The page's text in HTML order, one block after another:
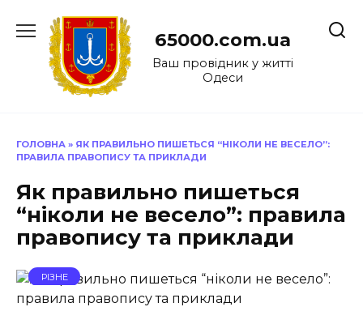
до
65000.com.ua
Ваш провідник у житті
Одеси
ГОЛОВНА » ЯК ПРАВИЛЬНО ПИШЕТЬСЯ “НІКОЛИ НЕ ВЕСЕЛО”:
ПРАВИЛА ПРАВОПИСУ ТА ПРИКЛАДИ
Як правильно пишеться
“ніколи не весело”: правила
правопису та приклади
РІЗНЕ